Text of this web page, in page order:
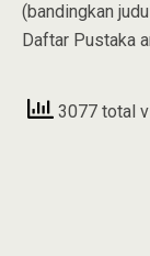
(bandingkan
Daftar Pustaka
3077 total